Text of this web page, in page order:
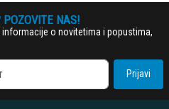
NAS!
o novitetima i popustima,
Prijavi